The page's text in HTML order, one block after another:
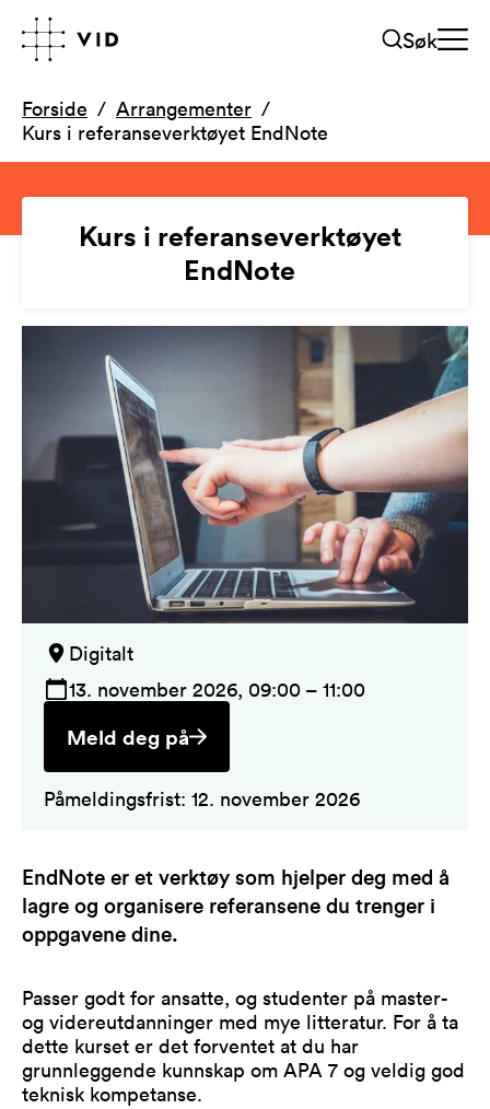
Søk
Forside
Arrangementer
Kurs i referanseverktøyet EndNote
Kurs i referanseverktøyet
EndNote
Digitalt
13. november 2026, 09:00 – 11:00
Meld deg på
Påmeldingsfrist: 12. november 2026
EndNote er et verktøy som hjelper deg med å
lagre og organisere referansene du trenger i
oppgavene dine.
Passer godt for ansatte, og studenter på master-
og videreutdanninger med mye litteratur. For å ta
dette kurset er det forventet at du har
grunnleggende kunnskap om APA 7 og veldig god
teknisk kompetanse.